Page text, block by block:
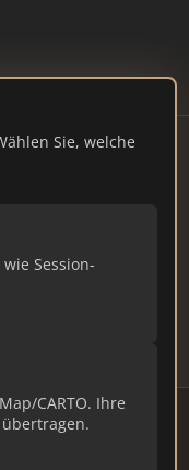
Sie, welche
Session-
CARTO. Ihre